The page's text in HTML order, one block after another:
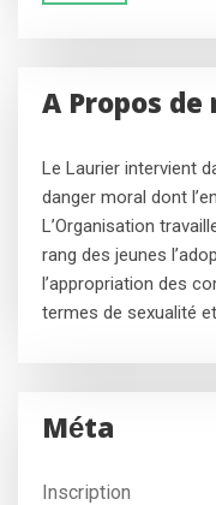
A Propos de
Le Laurier intervient
danger moral dont
L’Organisation
rang des jeunes
l’appropriation des
termes de sexualité
Méta
Inscription